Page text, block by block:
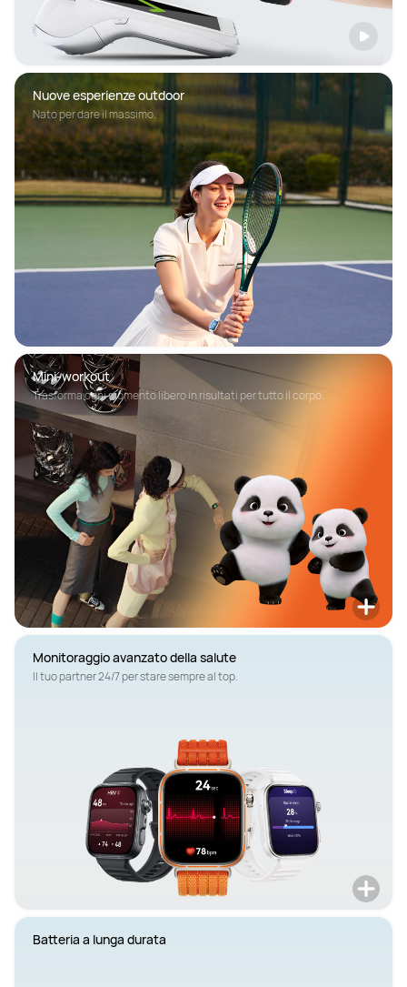
Nuove esperienze outdoor
Nato per dare il massimo.
Mini-workout
Trasforma ogni momento libero in risultati per tutto il corpo.
Monitoraggio avanzato della salute
Il tuo partner 24/7 per stare sempre al top.
Batteria a lunga durata